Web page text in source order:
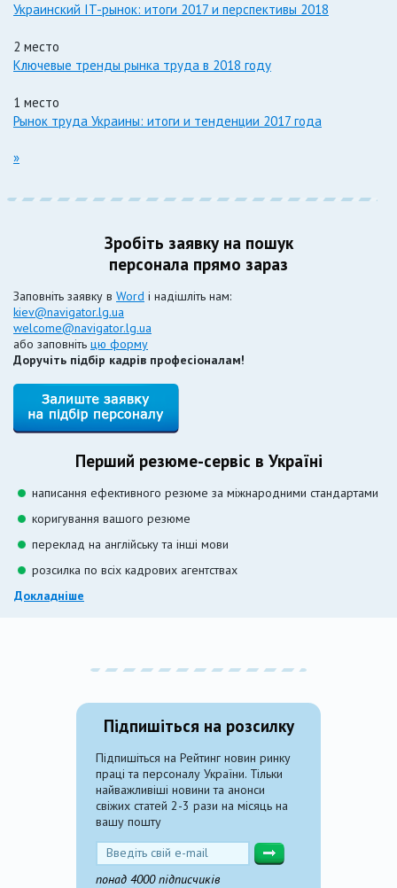
Украинский IT-рынок: итоги 2017 и перспективы 2018
2 место
Ключевые тренды рынка труда в 2018 году
1 место
Рынок труда Украины: итоги и тенденции 2017 года
»
Зробіть заявку на пошук
персонала прямо зараз
Заповніть заявку в Word і надішліть нам:
kiev@navigator.lg.ua
welcome@navigator.lg.ua
або заповніть цю форму
Доручіть підбір кадрів професіоналам!
Перший резюме-сервіс в Україні
написання ефективного резюме за міжнародними стандартами
коригування вашого резюме
переклад на англійську та інші мови
розсилка по всіх кадрових агентствах
Докладніше
Підпишіться на розсилку
Підпишіться на Рейтинг новин ринку
праці та персоналу України. Тільки
найважливіші новини та анонси
свіжих статей 2-3 рази на місяць на
вашу пошту
понад 4000 підписчиків